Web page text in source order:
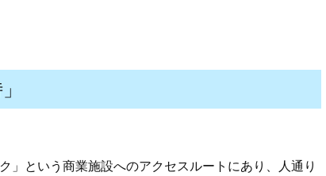
」という商業施設へのアクセスルートにあり、人通り